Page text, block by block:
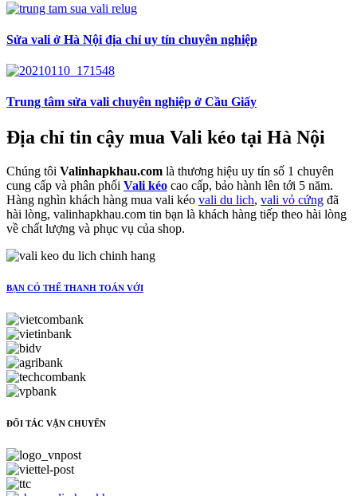
Sửa vali ở Hà Nội địa chỉ uy tín chuyên nghiệp
Trung tâm sửa vali chuyên nghiệp ở Cầu Giấy
Địa chỉ tin cậy mua Vali kéo tại Hà Nội
Chúng tôi Valinhapkhau.com là thương hiệu uy tín số 1 chuyên
cung cấp và phân phối Vali kéo cao cấp, bảo hành lên tới 5 năm.
Hàng nghìn khách hàng mua vali kéo vali du lich, vali vỏ cứng đã
hài lòng, valinhapkhau.com tin bạn là khách hàng tiếp theo hài lòng
về chất lượng và phục vụ của shop.
BẠN CÓ THỂ THANH TOÁN VỚI
ĐỐI TÁC VẬN CHUYỂN